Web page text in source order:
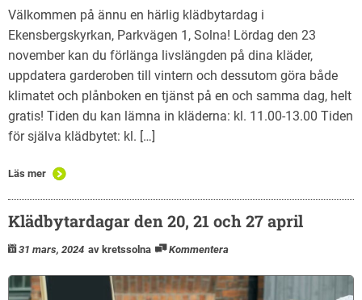
Välkommen på ännu en härlig klädbytardag i
Ekensbergskyrkan, Parkvägen 1, Solna! Lördag den 23
november kan du förlänga livslängden på dina kläder,
uppdatera garderoben till vintern och dessutom göra både
klimatet och plånboken en tjänst på en och samma dag, helt
gratis! Tiden du kan lämna in kläderna: kl. 11.00-13.00 Tiden
för själva klädbytet: kl. […]
Läs mer
Klädbytardagar den 20, 21 och 27 april
31 mars, 2024 av kretssolna Kommentera